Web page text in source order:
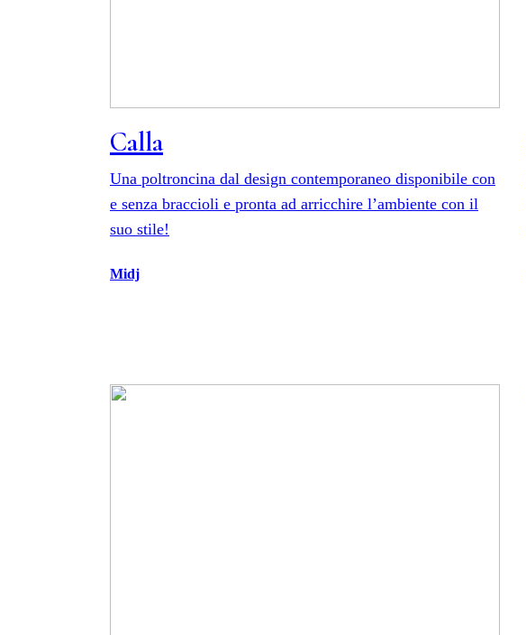
Calla
Una poltroncina dal design contemporaneo disponibile con
e senza braccioli e pronta ad arricchire l’ambiente con il
suo stile!
Midj